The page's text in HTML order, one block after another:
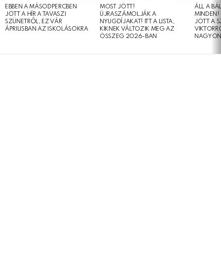
EBBEN A MÁSODPERCBEN
JÖTT A HÍR A TAVASZI
SZÜNETRŐL, EZ VÁR
ÁPRILISBAN AZ ISKOLÁSOKRA
MOST JÖTT!
ÚJRASZÁMOLJÁK A
NYUGDÍJAKAT! ITT A LISTA,
KIKNEK VÁLTOZIK MEG AZ
ÖSSZEG 2026-BAN
ÁLL A
MINDEN!
JÖTT A